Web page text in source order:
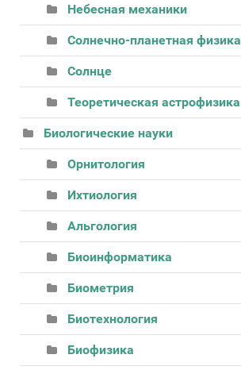
Небесная механики
Солнечно-планетная физика
Солнце
Теоретическая астрофизика
Биологические науки
Орнитология
Ихтиология
Альгология
Биоинформатика
Биометрия
Биотехнология
Биофизика